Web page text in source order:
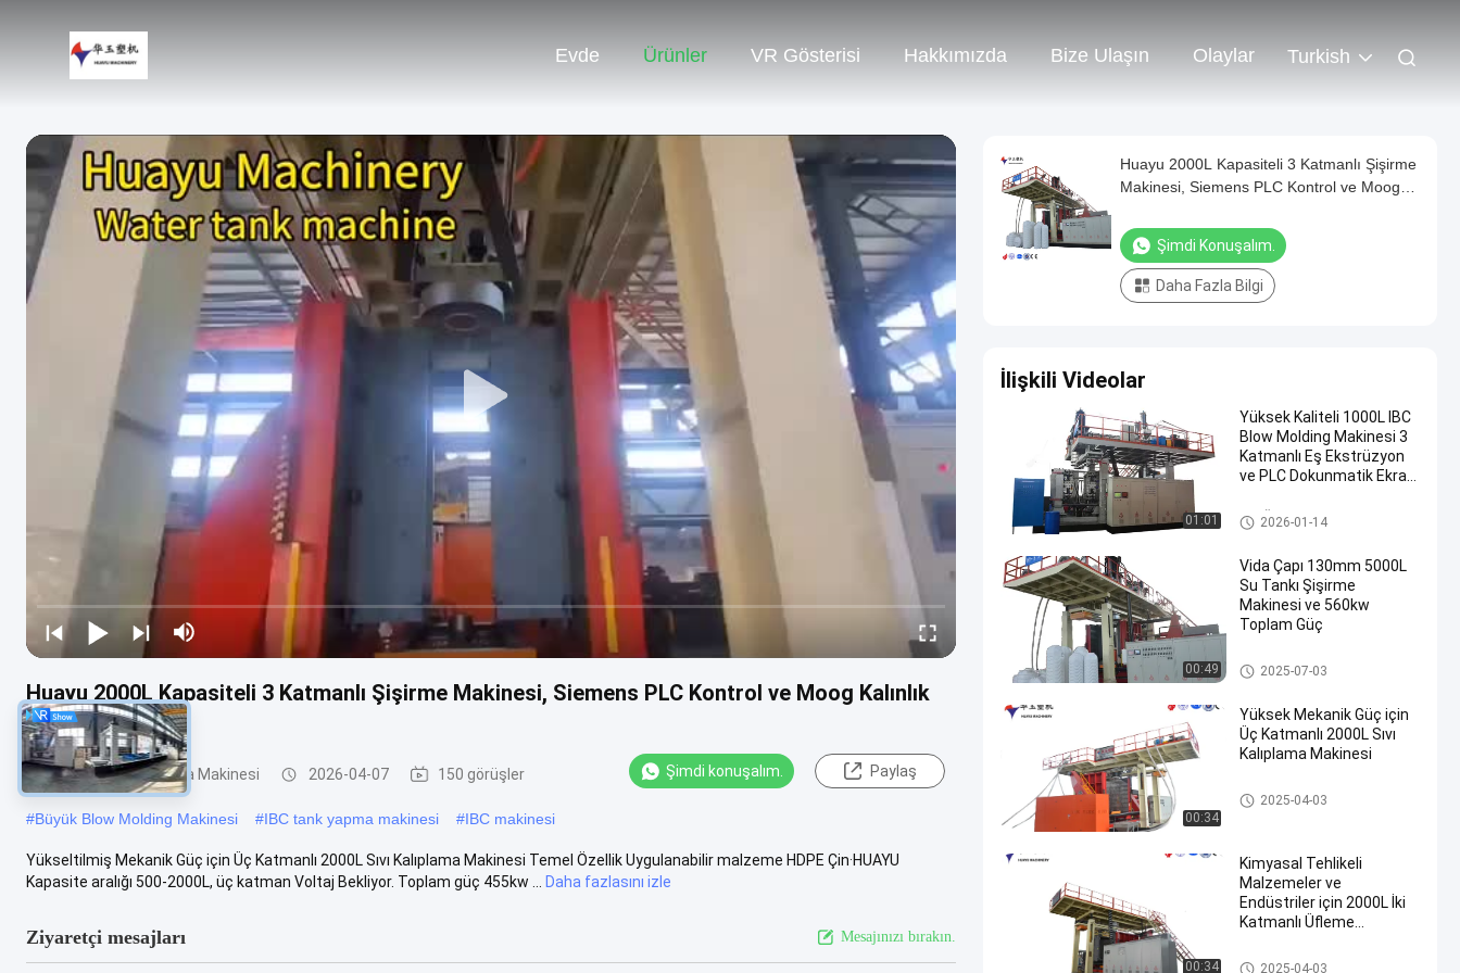
Evde Ürünler VR Gösterisi Hakkımızda Bize Ulaşın Olaylar Turkish
Huayu 2000L Kapasiteli 3 Katmanlı Şişirme Makinesi, Siemens PLC Kontrol ve Moog Kalınlık
Kontrol Cihazlı
IBC Üfleme Kalıplama Makinesi 2026-04-07 150 görüşler Şimdi konuşalım. Paylaş
#Büyük Blow Molding Makinesi #IBC tank yapma makinesi #IBC makinesi
Yükseltilmiş Mekanik Güç için Üç Katmanlı 2000L Sıvı Kalıplama Makinesi Temel Özellik Uygulanabilir malzeme HDPE Çin·HUAYU
Kapasite aralığı 500-2000L, üç katman Voltaj Bekliyor. Toplam güç 455kw ...
Daha fazlasını izle
Ziyaretçi mesajları Mesajınızı bırakın.
Huayu 2000L Kapasiteli 3 Katmanlı Şişirme
Makinesi, Siemens PLC Kontrol ve Moog
Şimdi Konuşalım.
Daha Fazla Bilgi
İlişkili Videolar
01:01
Yüksek Kaliteli 1000L IBC
Blow Molding Makinesi 3
Katmanlı Eş Ekstrüzyon
ve PLC Dokunmatik Ekran
IBC Üfleme Kalıplama Makines
2026-01-14
00:49
Vida Çapı 130mm 5000L
Su Tankı Şişirme
Makinesi ve 560kw
Toplam Güç
3000-5000l su tankı üfleme ka
lıplama makinesi
2025-07-03
00:34
Yüksek Mekanik Güç için
Üç Katmanlı 2000L Sıvı
Kalıplama Makinesi
500-2000L su tankı üfleme kalı
plama makinesi
2025-04-03
00:34
Kimyasal Tehlikeli
Malzemeler ve
Endüstriler için 2000L İki
Katmanlı Üfleme
500-2000L su tankı üfleme kalı
2025-04-03